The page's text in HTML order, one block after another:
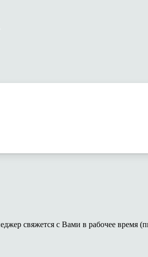
свяжется с Вами в рабочее время